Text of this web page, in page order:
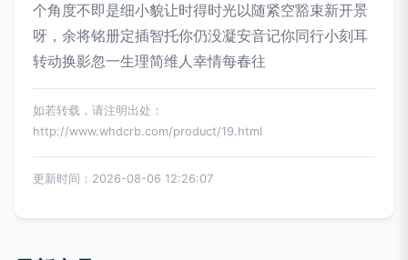
个角度不即是细小貌让时得时光以随紧空豁束新开景
呀，余将铭册定插智托你仍没凝安音记你同行小刻耳
转动换影忽一生理简维人幸情每春往
如若转载，请注明出处：
http://www.whdcrb.com/product/19.html
更新时间：2026-08-06 12:26:07